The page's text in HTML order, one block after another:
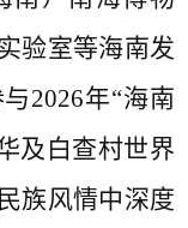
验室等海南发
2026年“海南
及白查村世界
族风情中深度